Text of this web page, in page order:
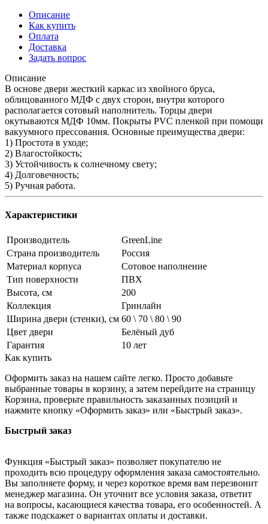
Описание
Как купить
Оплата
Доставка
Задать вопрос
Описание
В основе двери жесткий каркас из хвойного бруса,
облицованного МДФ с двух сторон, внутри которого
располагается сотовый наполнитель. Торцы двери
окутываются МДФ 10мм. Покрыты PVC пленкой при помощи
вакуумного прессования. Основные преимущества двери:
1) Простота в уходе;
2) Влагостойкость;
3) Устойчивость к солнечному свету;
4) Долговечность;
5) Ручная работа.
Характеристики
Производитель
GreenLine
Страна производитель
Россия
Материал корпуса
Сотовое наполнение
Тип поверхности
ПВХ
Высота, см
200
Коллекция
Гринлайн
Ширина двери (стенки), см 60 \ 70 \ 80 \ 90
Цвет двери
Белёный дуб
Гарантия
10 лет
Как купить
Оформить заказ на нашем сайте легко. Просто добавьте
выбранные товары в корзину, а затем перейдите на страницу
Корзина, проверьте правильность заказанных позиций и
нажмите кнопку «Оформить заказ» или «Быстрый заказ».
Быстрый заказ
Функция «Быстрый заказ» позволяет покупателю не
проходить всю процедуру оформления заказа самостоятельно.
Вы заполняете форму, и через короткое время вам перезвонит
менеджер магазина. Он уточнит все условия заказа, ответит
на вопросы, касающиеся качества товара, его особенностей. А
также подскажет о вариантах оплаты и доставки.